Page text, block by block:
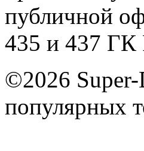
публичной
435 и 437
©2026
популярных